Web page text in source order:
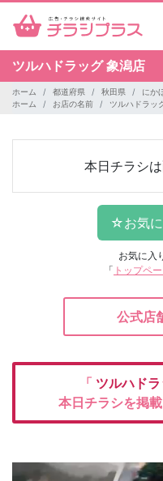
ツルハドラッグ象潟店
ホーム 都道府県 秋田県
にか
ホーム
お店の名前 ツルハドラッ
本日チラシ
お気に入
「 トップペ
公式店
「 ツルハド
本日チラシを掲